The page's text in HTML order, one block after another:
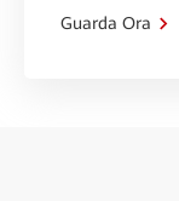
Guarda Ora